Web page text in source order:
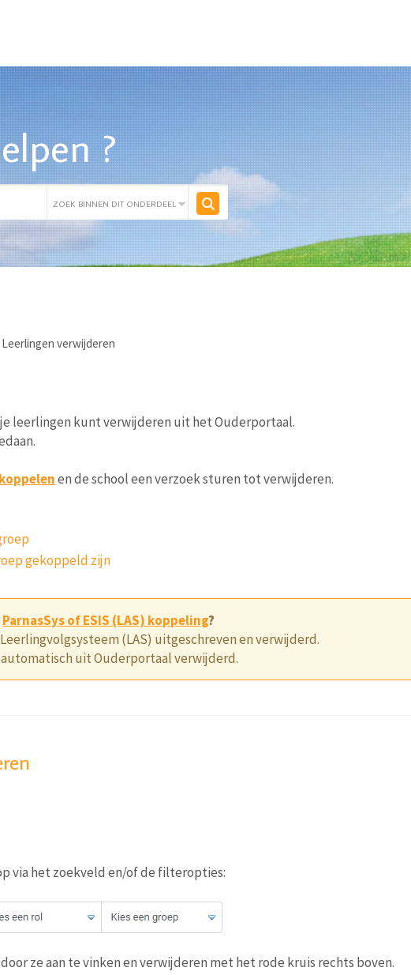
?
Leerlingen verwijderen
leerlingen kunt verwijderen uit het Ouderportaal.
en de school een verzoek sturen tot verwijderen.
gekoppeld zijn
ParnasSys of ESIS (LAS) koppeling?
(LAS) uitgeschreven en verwijderd.
uit Ouderportaal verwijderd.
via het zoekveld en/of de filteropties:
ze aan te vinken en verwijderen met het rode kruis rechts boven.